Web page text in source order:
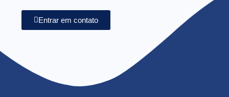
Entrar em contato